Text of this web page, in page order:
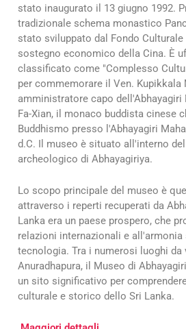
stato inaugurato il 13 giugno 1992.
tradizionale schema monastico
stato sviluppato dal Fondo Culturale
sostegno economico della Cina. È
classificato come "Complesso
per commemorare il Ven. Kupikkala
amministratore capo dell'Abhayagiri
Fa-Xian, il monaco buddista cinese
Buddhismo presso l'Abhayagiri
d.C. Il museo è situato all'interno
archeologico di Abhayagiriya.
Lo scopo principale del museo è
attraverso i reperti recuperati da
Lanka era un paese prospero, che
relazioni internazionali e
tecnologia. Tra i numerosi luoghi da
Anuradhapura, il Museo di
un sito significativo per
culturale e storico dello Sri Lanka.